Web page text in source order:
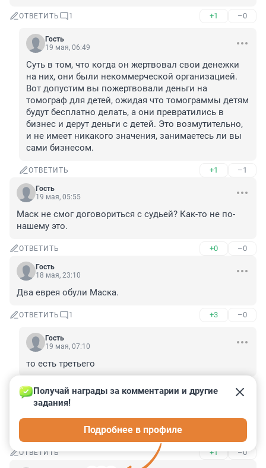
ОТВЕТИТЬ 1 +1 –0
Гость
19 мая, 06:49
Суть в том, что когда он жертвовал свои денежки
на них, они были некоммерческой организацией.
Вот допустим вы пожертвовали деньги на
томограф для детей, ожидая что томограммы детям
будут бесплатно делать, а они превратились в
бизнес и дерут деньги с детей. Это возмутительно,
и не имеет никакого значения, занимаетесь ли вы
сами бизнесом.
ОТВЕТИТЬ +1 –1
Гость
19 мая, 05:55
Маск не смог договориться с судьей? Как-то не по-
нашему это.
ОТВЕТИТЬ +0 –0
Гость
18 мая, 23:10
Два еврея обули Маска.
ОТВЕТИТЬ 1 +3 –0
Гость
19 мая, 07:10
то есть третьего
ОТВЕТИТЬ –0
Гость
статью не читал, но смешно
ОТВЕТИТЬ +1 –0
Получай награды за комментарии и другие
задания!
Подробнее в профиле